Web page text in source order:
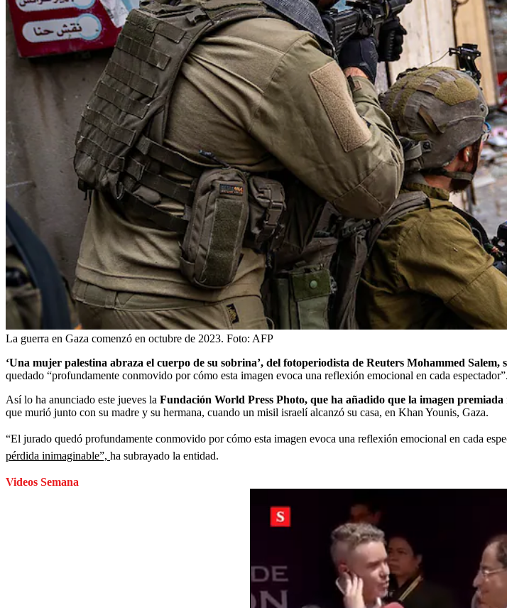
La guerra en Gaza comenzó en octubre de 2023. Foto: AFP
‘Una mujer palestina abraza el cuerpo de su sobrina’, del fotoperiodista de Reuters Mohammed
quedado “profundamente conmovido por cómo esta imagen evoca una reflexión emocional en cada espectador”.
Así lo ha anunciado este jueves la Fundación World Press Photo, que ha añadido que la imagen
que murió junto con su madre y su hermana, cuando un misil israelí alcanzó su casa, en Khan Younis, Gaza.
“El jurado quedó profundamente conmovido por cómo esta imagen evoca una reflexión emocional en cada
pérdida inimaginable”, ha subrayado la entidad.
Videos Semana